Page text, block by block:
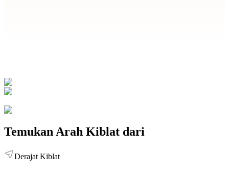
Temukan Arah Kiblat dari
Derajat Kiblat